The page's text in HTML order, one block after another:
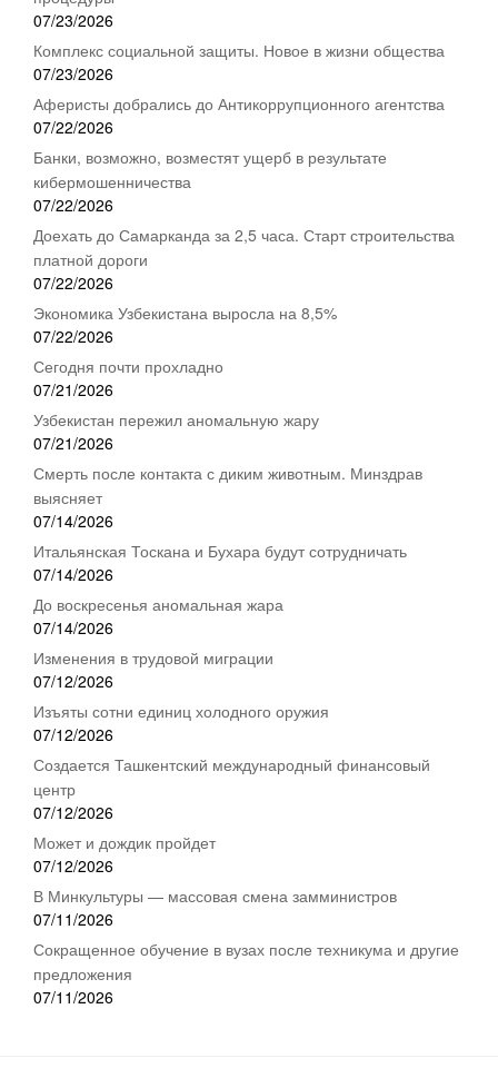
07/23/2026
Комплекс социальной защиты. Новое в жизни общества
07/23/2026
Аферисты добрались до Антикоррупционного агентства
07/22/2026
Банки, возможно, возместят ущерб в результате
кибермошенничества
07/22/2026
Доехать до Самарканда за 2,5 часа. Старт строительства
платной дороги
07/22/2026
Экономика Узбекистана выросла на 8,5%
07/22/2026
Сегодня почти прохладно
07/21/2026
Узбекистан пережил аномальную жару
07/21/2026
Смерть после контакта с диким животным. Минздрав
выясняет
07/14/2026
Итальянская Тоскана и Бухара будут сотрудничать
07/14/2026
До воскресенья аномальная жара
07/14/2026
Изменения в трудовой миграции
07/12/2026
Изъяты сотни единиц холодного оружия
07/12/2026
Создается Ташкентский международный финансовый
центр
07/12/2026
Может и дождик пройдет
07/12/2026
В Минкультуры — массовая смена замминистров
07/11/2026
Сокращенное обучение в вузах после техникума и другие
предложения
07/11/2026